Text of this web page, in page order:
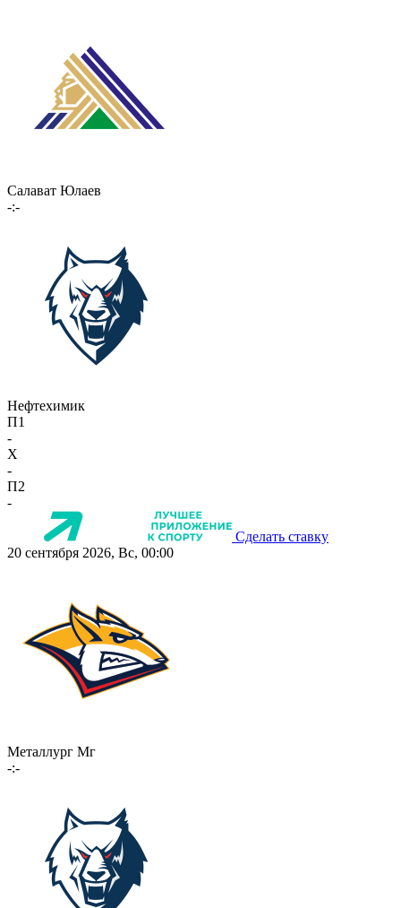
Салават Юлаев
-:-
Нефтехимик
П1
-
X
-
П2
-
Сделать ставку
20 сентября 2026, Вс, 00:00
Металлург Мг
-:-